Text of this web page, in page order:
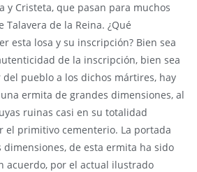
y Cristeta, que pasan para muchos
de la Reina. ¿Qué
esta losa y su inscripción? Bien sea
de la inscripción, bien sea
pueblo a los dichos mártires, hay
ermita de grandes dimensiones, al
ruinas casi en su totalidad
el primitivo cementerio. La portada
dimensiones, de esta ermita ha sido
acuerdo, por el actual ilustrado